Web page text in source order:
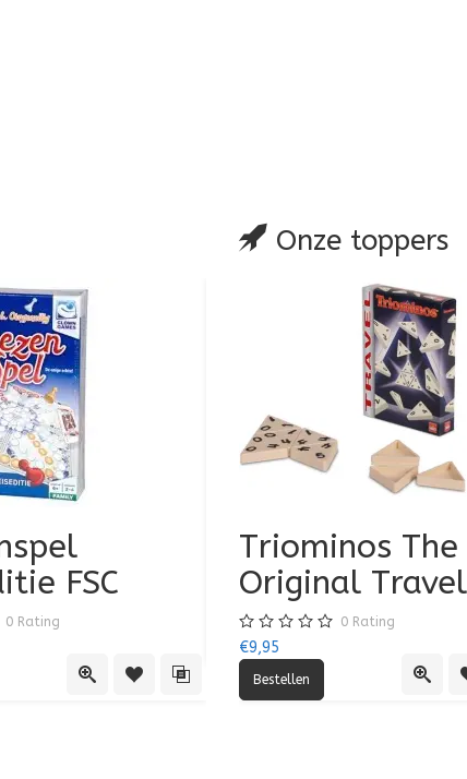
Quick ViewToevoegen aan verlanglijst
Toevoegen aan vergelijking
FSC
0 Rating
Bingo Molen Klein
Rating
€16,95 €16,95
Onze toppers
Triominos The
Original Travel
0 Rating
€9,95